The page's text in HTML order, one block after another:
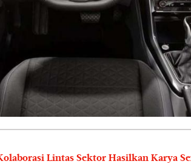
Lintas Sektor Hasilkan Karya